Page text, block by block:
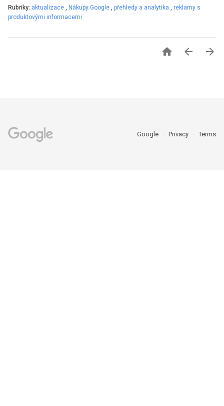
Rubriky: aktualizace , Nákupy Google , přehledy a analytika , reklamy s
produktovými informacemi
  
Google Privacy Terms